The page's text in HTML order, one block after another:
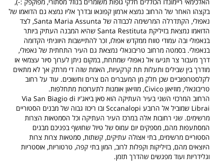
בקצהו האחר של הרחוב נמצא ארמון קפונאו ובדרך אליו נמצא גם הדואמו של
נאפולי, הקתדרלה המרשימה לכבודה של Santa Maria Assunta, לצד
הדואמו נמצאת בזיליקת Santa Restituta שהיא המבנה העתיק ביותר
בנאפולי ובה עמודי טווח ממקדש אפולו, זכר להתיישבות היווניתי הקדומה
בנאפולי. בסמטה מרחוב טריבונאלי נמצאת גם העיר התחתית של נאפולי,
דרך מעבור צר תגיעו אל נאפולי שמתחת, במקום ניתן לערוך סיור עצמאי או
מודרך בין שבילים ותעלות תת קרקעיות, האמת שזה די מרתק אך לא מתאים
לקלסטרופוביים שכן חלק מן המעברים הם צרים וחשוכים. עוד על רחוב
טריבונאלי, מוזיאון Civico, מוזיאון אומנות לתערוכות מתחלפות.
הרחוב המרכזי השני בעיר העתיקה הוא סאן ביאג'יו Via San Biagio di
Librai שמוביל אל הרובע Sccanalopi ובו ריכוז גבוה של מבנים הסטוריים
מרשימים. שני רחובות אלה במרכז העיר העתיקה וכל הסמטאות הצרות
המסתעפות מהם, מספקים יום עמוס של טיול שחושף בפניכם מבנים
הסטוריים מרשימים, בתי אצולה עתיקים, קשתות, סמטאות צרות צרות
היוצאים מהם, בזיליקות וקפלות לרוב, המון בתי קפה, טרטוריות, אוסטריות
וגלידריות ועוד מפגשים שהדרך תזמן.